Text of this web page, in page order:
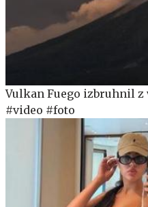
Vulkan Fuego izbruhnil z
#video #foto